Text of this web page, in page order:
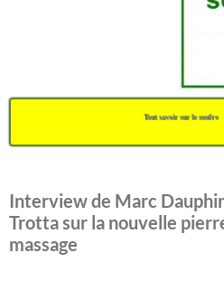
Tout savoir sur le soufre
Interview de Marc
Trotta sur la nouvelle
massage